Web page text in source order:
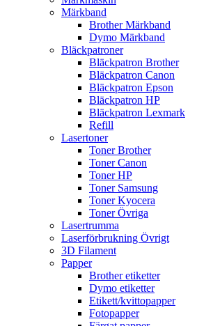
Märkband
Brother Märkband
Dymo Märkband
Bläckpatroner
Bläckpatron Brother
Bläckpatron Canon
Bläckpatron Epson
Bläckpatron HP
Bläckpatron Lexmark
Refill
Lasertoner
Toner Brother
Toner Canon
Toner HP
Toner Samsung
Toner Kyocera
Toner Övriga
Lasertrumma
Laserförbrukning Övrigt
3D Filament
Papper
Brother etiketter
Dymo etiketter
Etikett/kvittopapper
Fotopapper